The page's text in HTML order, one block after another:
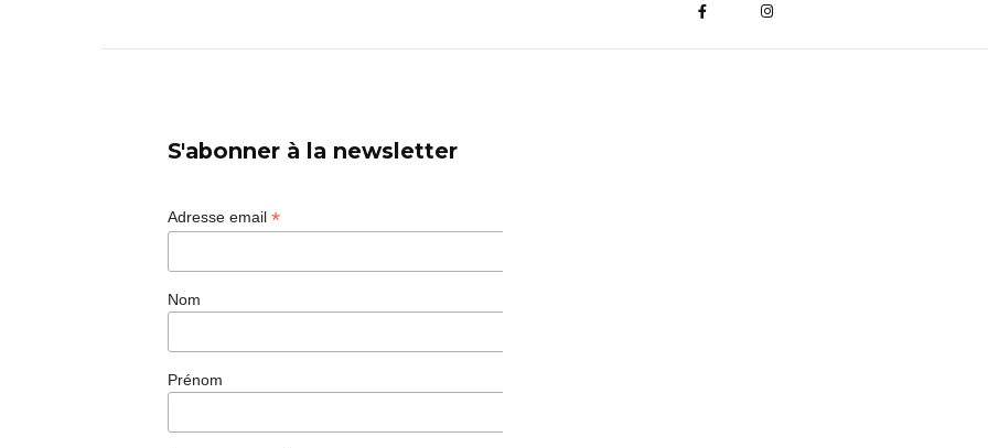
S'abonner à la newsletter
Adresse email *
Nom
Prénom